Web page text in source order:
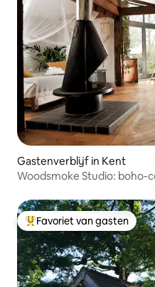
Gastenverblijf in Kent
Woodsmoke Studio:
Topfavoriet van gasten
Favoriet van gasten